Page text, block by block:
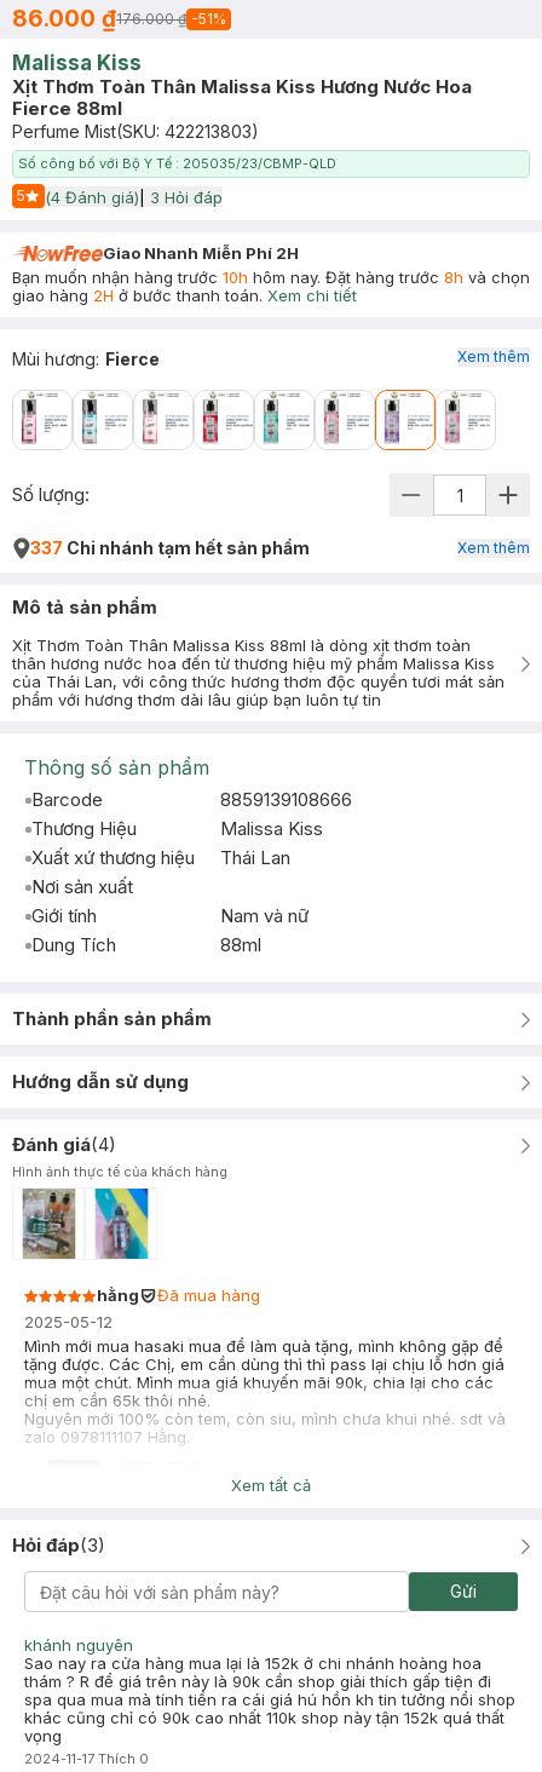
86.000 ₫176.000 ₫ -51%
Malissa Kiss
Xịt Thơm Toàn Thân Malissa Kiss Hương Nước Hoa
Fierce 88ml
Perfume Mist(SKU: 422213803)
Số công bố với Bộ Y Tế : 205035/23/CBMP-QLD
5
Start Icon
(4 Đánh giá) 3 Hỏi đáp
Giao Nhanh Miễn Phí 2H
Bạn muốn nhận hàng trước 10h hôm nay. Đặt hàng trước 8h và chọn
giao hàng 2H ở bước thanh toán. Xem chi tiết
Mùi hương: Fierce Xem thêm
Số lượng:
337 Chi nhánh tạm hết sản phẩm Xem thêm
Mô tả sản phẩm
Xịt Thơm Toàn Thân Malissa Kiss 88ml là dòng xịt thơm toàn
thân hương nước hoa đến từ thương hiệu mỹ phẩm Malissa Kiss
của Thái Lan, với công thức hương thơm độc quyền tươi mát sản
phẩm với hương thơm dài lâu giúp bạn luôn tự tin
Thông số sản phẩm
Barcode
8859139108666
Thương Hiệu
Malissa Kiss
Xuất xứ thương hiệu
Thái Lan
Nơi sản xuất
Giới tính
Nam và nữ
Dung Tích
88ml
Thành phần sản phẩm
Hướng dẫn sử dụng
Đánh giá(4)
Hình ảnh thực tế của khách hàng
hằng
Đã mua hàng
2025-05-12
Mình mới mua hasaki mua để làm quà tặng, mình không gặp để
tặng được. Các Chị, em cần dùng thì thì pass lại chịu lỗ hơn giá
mua một chút. Mình mua giá khuyến mãi 90k, chia lại cho các
chị em cần 65k thôi nhé.
Nguyên mới 100% còn tem, còn siu, mình chưa khui nhé. sdt và
zalo 0978111107 Hằng.
Hasaki xin chào! Hasaki cảm ơn hằng đã dành thời gian đánh
bạn đã tin tưởng và mua sắm tại Hasaki!
đào lê
Đã mua hàng
2023-10-18
Mùi denight thơm mùi mát dễ chịu, k nồng gắt. Mình rất thích
Xem tất cả
Hỏi đáp(3)
Gửi
khánh nguyên
Sao nay ra cửa hàng mua lại là 152k ở chi nhánh hoàng hoa
thám ? R để giá trên này là 90k cần shop giải thích gấp tiện đi
spa qua mua mà tính tiền ra cái giá hú hồn kh tin tưởng nổi shop
khác cũng chỉ có 90k cao nhất 110k shop này tận 152k quá thất
vọng
2024-11-17 Thích 0